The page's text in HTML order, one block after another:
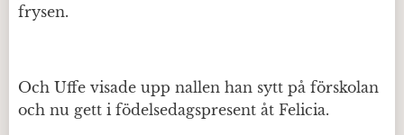
frysen.
Och Uffe visade upp nallen han sytt på förskolan
och nu gett i födelsedagspresent åt Felicia.